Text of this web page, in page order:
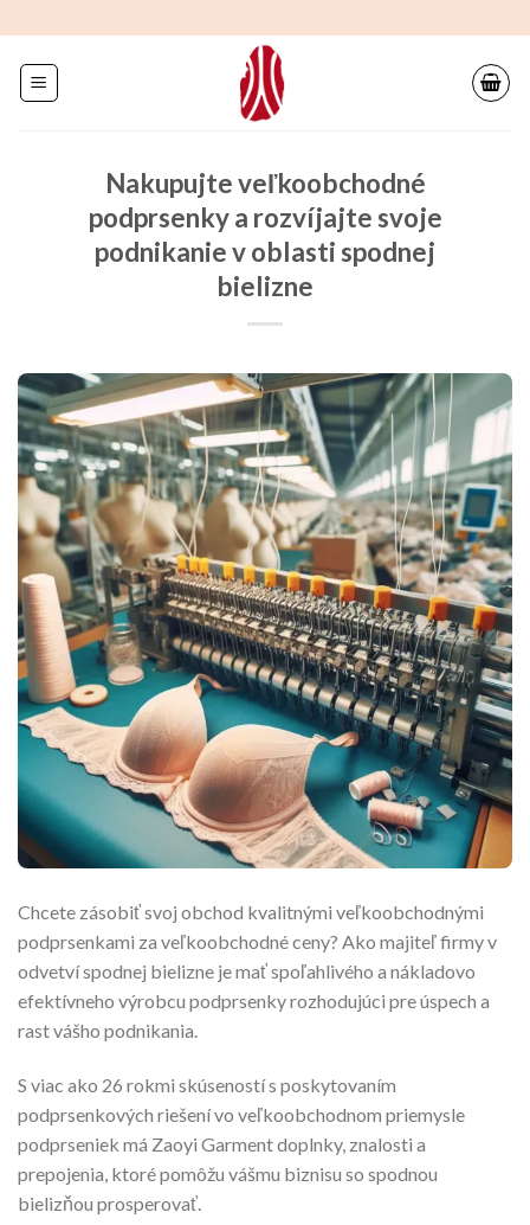
na
obsah
Nakupujte veľkoobchodné
podprsenky a rozvíjajte svoje
podnikanie v oblasti spodnej
bielizne
Chcete zásobiť svoj obchod kvalitnými veľkoobchodnými
podprsenkami za veľkoobchodné ceny? Ako majiteľ firmy v
odvetví spodnej bielizne je mať spoľahlivého a nákladovo
efektívneho výrobcu podprsenky rozhodujúci pre úspech a
rast vášho podnikania.
S viac ako 26 rokmi skúseností s poskytovaním
podprsenkových riešení vo veľkoobchodnom priemysle
podprseniek má Zaoyi Garment doplnky, znalosti a
prepojenia, ktoré pomôžu vášmu biznisu so spodnou
bielizňou prosperovať.